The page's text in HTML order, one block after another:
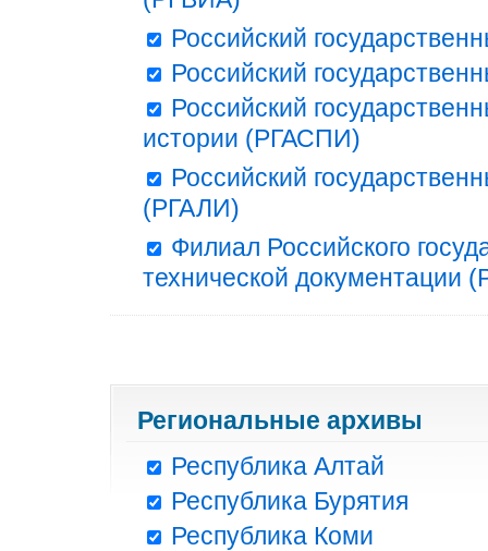
Российский
Российский
Российский
истории (РГАСПИ)
Российский
(РГАЛИ)
Филиал Российского
технической документации
Региональные архивы
Республика Алтай
Республика Бурятия
Республика Коми